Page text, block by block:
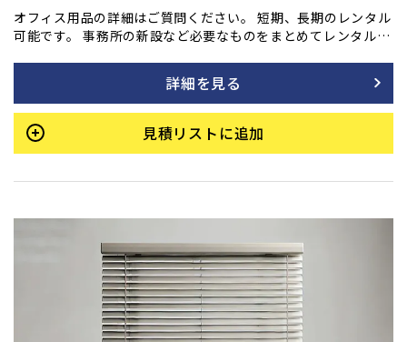
オフィス用品の詳細はご質問ください。 短期、長期のレンタル
可能です。 事務所の新設など必要なものをまとめてレンタル
詳細を見る
見積リストに追加